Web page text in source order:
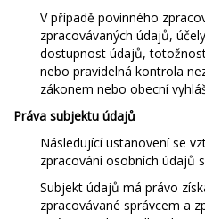
V případě povinného
zpracovávaných údajů,
dostupnost údajů,
nebo pravidelná kontrola
zákonem nebo obecní
Práva subjektu údajů
Následující ustanovení se
zpracování osobních údajů
Subjekt údajů má právo
zpracovávané správcem a